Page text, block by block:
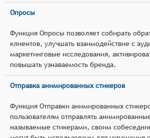
Опросы
Функция Опросы позволяет собирать
клиентов, улучшать взаимодействие с
маркетинговые исследования,
повышать узнаваемость бренда.
Отправка анимированных стикеров
Функция Отправки анимированных
пользователям отправлять
называемые стикерами, своим